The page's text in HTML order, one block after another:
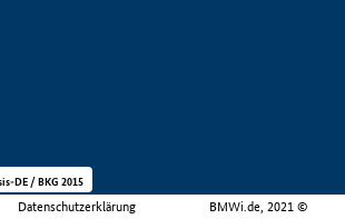
Datenschutzerklärung BMWi.de, 2021 ©
DE / BKG 2015